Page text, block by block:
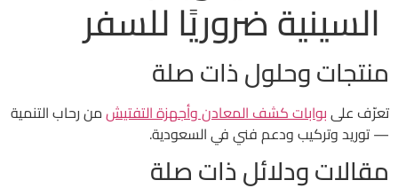
السينية ضروريًا للسفر
منتجات وحلول ذات صلة
تعرّف علىبوابات كشف المعادن وأجهزة التفتيشمن رحاب التنمية
— توريد وتركيب ودعم فني في السعودية.
مقالات ودلائل ذات صلة